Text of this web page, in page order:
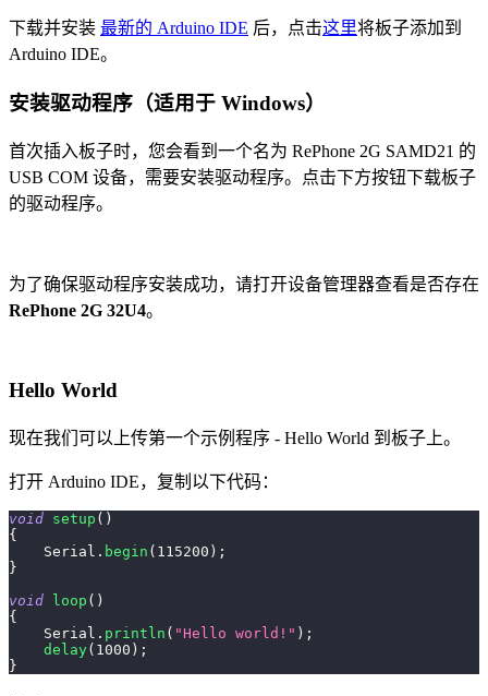
下载并安装 最新的 Arduino IDE 后，点击这里将板子添加到
Arduino IDE。
安装驱动程序（适用于 Windows）
首次插入板子时，您会看到一个名为 RePhone 2G SAMD21 的
USB COM 设备，需要安装驱动程序。点击下方按钮下载板子
的驱动程序。
为了确保驱动程序安装成功，请打开设备管理器查看是否存在
RePhone 2G 32U4。
Hello World
现在我们可以上传第一个示例程序 - Hello World 到板子上。
打开 Arduino IDE，复制以下代码：
void setup ( )
{
    Serial
. begin ( 115200 ) ;
}
void
loop ( )
{
    Serial
. println ( "Hello world!" ) ;
delay( 1000 ) ;
}